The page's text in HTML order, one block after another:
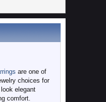
are one of
choices for
elegant
comfort.